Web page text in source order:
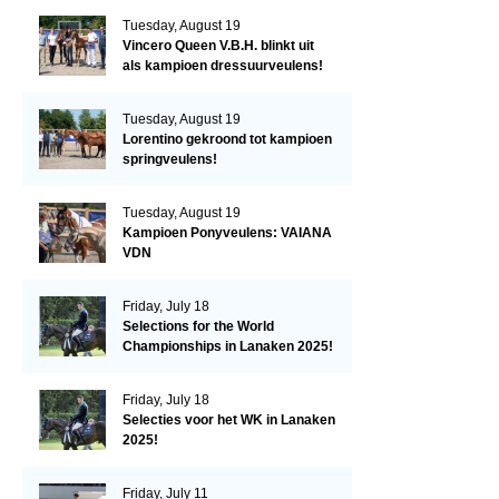
Tuesday, August 19
Vincero Queen V.B.H. blinkt uit
als kampioen dressuurveulens!
Tuesday, August 19
Lorentino gekroond tot kampioen
springveulens!
Tuesday, August 19
Kampioen Ponyveulens: VAIANA
VDN
Friday, July 18
Selections for the World
Championships in Lanaken 2025!
Friday, July 18
Selecties voor het WK in Lanaken
2025!
Friday, July 11